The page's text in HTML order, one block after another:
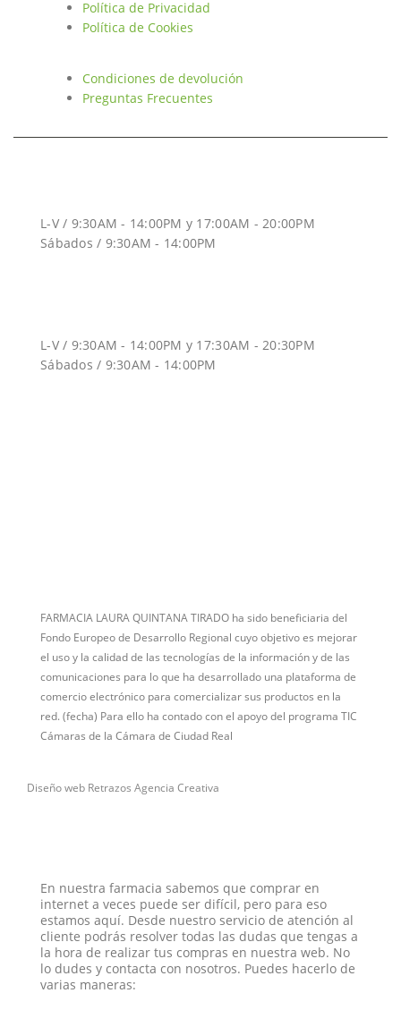
Política de Privacidad
Política de Cookies
Condiciones de devolución
Preguntas Frecuentes
L-V / 9:30AM - 14:00PM y 17:00AM - 20:00PM
Sábados / 9:30AM - 14:00PM
L-V / 9:30AM - 14:00PM y 17:30AM - 20:30PM
Sábados / 9:30AM - 14:00PM
FARMACIA LAURA QUINTANA TIRADO ha sido beneficiaria del
Fondo Europeo de Desarrollo Regional cuyo objetivo es mejorar
el uso y la calidad de las tecnologías de la información y de las
comunicaciones para lo que ha desarrollado una plataforma de
comercio electrónico para comercializar sus productos en la
red. (fecha) Para ello ha contado con el apoyo del programa TIC
Cámaras de la Cámara de Ciudad Real
Diseño web Retrazos Agencia Creativa
En nuestra farmacia sabemos que comprar en
internet a veces puede ser difícil, pero para eso
estamos aquí. Desde nuestro servicio de atención al
cliente podrás resolver todas las dudas que tengas a
la hora de realizar tus compras en nuestra web. No
lo dudes y contacta con nosotros. Puedes hacerlo de
varias maneras: